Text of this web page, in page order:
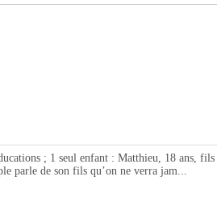
; 1 seul enfant : Matthieu, 18 ans,
parle de son fils qu’on ne verra jam...